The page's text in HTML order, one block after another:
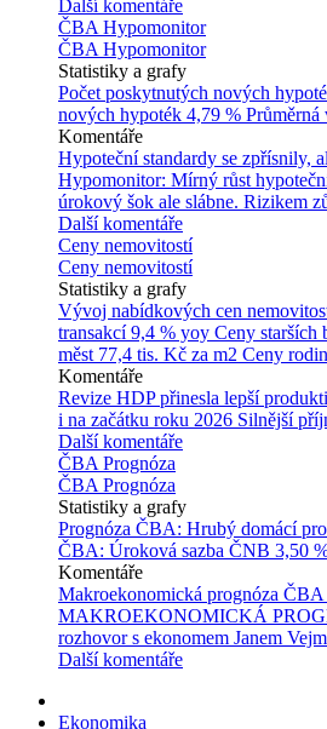
Další komentáře
ČBA Hypomonitor
ČBA Hypomonitor
Statistiky a grafy
Počet poskytnutých nových
nových hypoték 4,79 %
Komentáře
Hypoteční standardy se zpřísnily,
Hypomonitor: Mírný růst
úrokový šok ale slábne. Rizikem
Další komentáře
Ceny nemovitostí
Ceny nemovitostí
Statistiky a grafy
Vývoj nabídkových cen
transakcí 9,4 % yoy Ceny starších
měst 77,4 tis. Kč za m2 Ceny
Komentáře
Revize HDP přinesla lepší
i na začátku roku 2026 Silnější
Další komentáře
ČBA Prognóza
ČBA Prognóza
Statistiky a grafy
Prognóza ČBA: Hrubý domácí
ČBA: Úroková sazba ČNB 3,50
Komentáře
Makroekonomická prognóza
MAKROEKONOMICKÁ
rozhovor s ekonomem Janem
Další komentáře
Ekonomika